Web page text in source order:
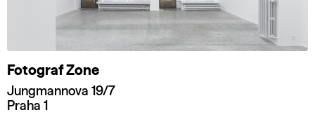
Fotograf Zone
Jungmannova 19/7
Praha 1